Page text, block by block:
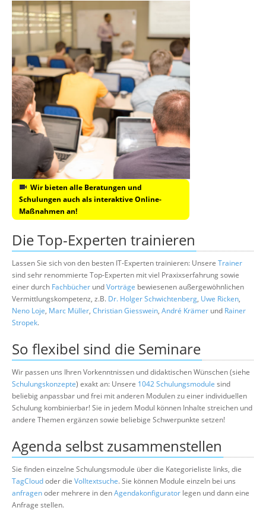
Wir bieten alle Beratungen und
Schulungen auch als interaktive Online-
Maßnahmen an!
Die Top-Experten trainieren
Lassen Sie sich von den besten IT-Experten trainieren: Unsere Trainer
sind sehr renommierte Top-Experten mit viel Praxixserfahrung sowie
einer durch Fachbücher undVorträge bewiesenen außergewöhnlichen
Vermittlungskompetenz, z.B. Dr. Holger Schwichtenberg, Uwe Ricken,
Neno Loje, Marc Müller, Christian Giesswein, André Krämer und Rainer
Stropek.
So flexibel sind die Seminare
Wir passen uns Ihren Vorkenntnissen und didaktischen Wünschen (siehe
Schulungskonzepte) exakt an: Unsere 1042 Schulungsmodule sind
beliebig anpassbar und frei mit anderen Modulen zu einer individuellen
Schulung kombinierbar! Sie in jedem Modul können Inhalte streichen und
andere Themen ergänzen sowie beliebige Schwerpunkte setzen!
Agenda selbst zusammenstellen
Sie finden einzelne Schulungsmodule über die Kategorieliste links, die
TagCloudoder die Volltextsuche. Sie können Module einzeln bei uns
anfragenoder mehrere in denAgendakonfigurator legen und dann eine
Anfrage stellen.